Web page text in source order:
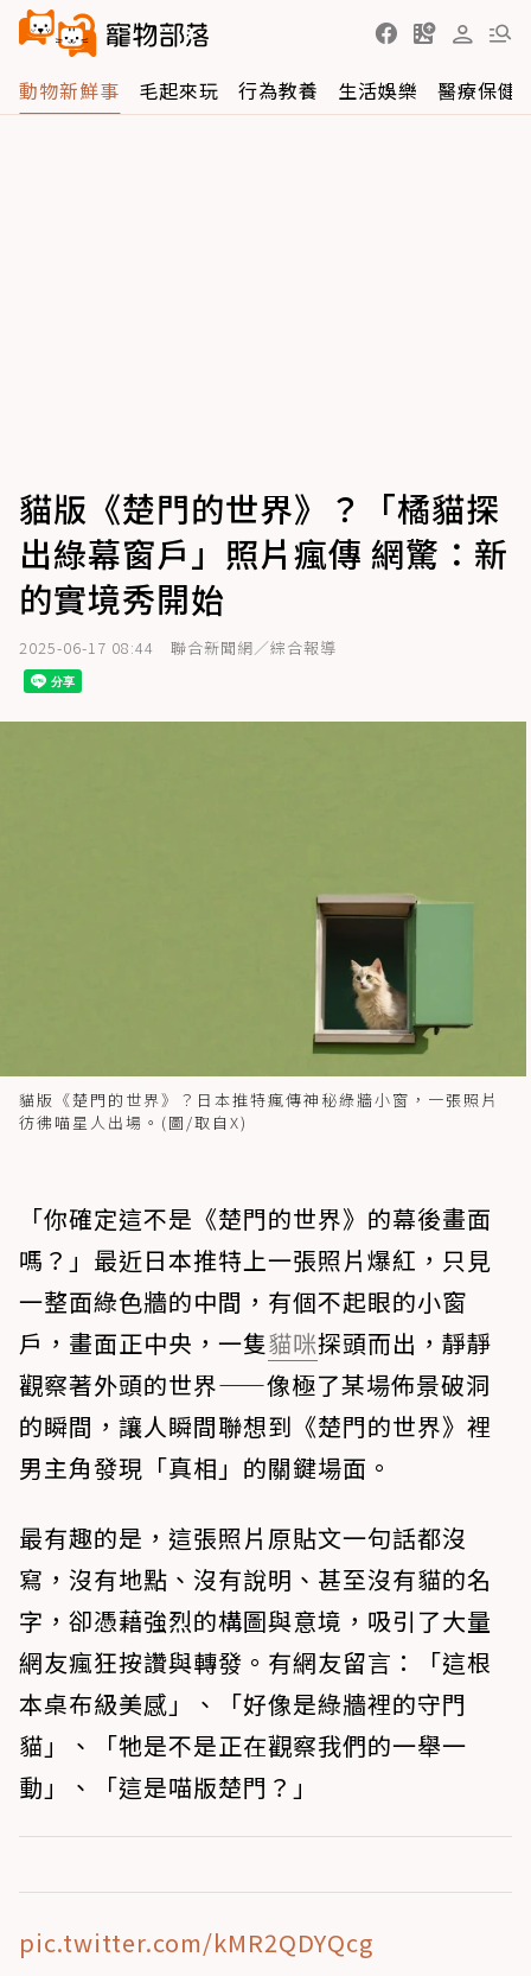
動物新鮮事 毛起來玩 行為教養 生活娛樂 醫療保健
貓版《楚門的世界》？「橘貓探
出綠幕窗戶」照片瘋傳 網驚：新
的實境秀開始
2025-06-17 08:44 聯合新聞網／綜合報導
貓版《楚門的世界》？日本推特瘋傳神秘綠牆小窗，一張照片
彷彿喵星人出場。(圖/取自X)
「你確定這不是《楚門的世界》的幕後畫面
嗎？」最近日本推特上一張照片爆紅，只見
一整面綠色牆的中間，有個不起眼的小窗
戶，畫面正中央，一隻貓咪探頭而出，靜靜
觀察著外頭的世界——像極了某場佈景破洞
的瞬間，讓人瞬間聯想到《楚門的世界》裡
男主角發現「真相」的關鍵場面。
最有趣的是，這張照片原貼文一句話都沒
寫，沒有地點、沒有說明、甚至沒有貓的名
字，卻憑藉強烈的構圖與意境，吸引了大量
網友瘋狂按讚與轉發。有網友留言：「這根
本桌布級美感」、「好像是綠牆裡的守門
貓」、「牠是不是正在觀察我們的一舉一
動」、「這是喵版楚門？」
pic.twitter.com/kMR2QDYQcg